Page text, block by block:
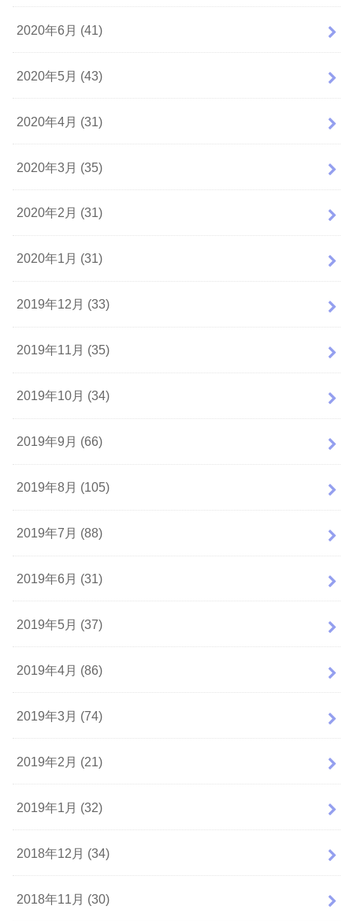
2020年6月 (41)
2020年5月 (43)
2020年4月 (31)
2020年3月 (35)
2020年2月 (31)
2020年1月 (31)
2019年12月 (33)
2019年11月 (35)
2019年10月 (34)
2019年9月 (66)
2019年8月 (105)
2019年7月 (88)
2019年6月 (31)
2019年5月 (37)
2019年4月 (86)
2019年3月 (74)
2019年2月 (21)
2019年1月 (32)
2018年12月 (34)
2018年11月 (30)